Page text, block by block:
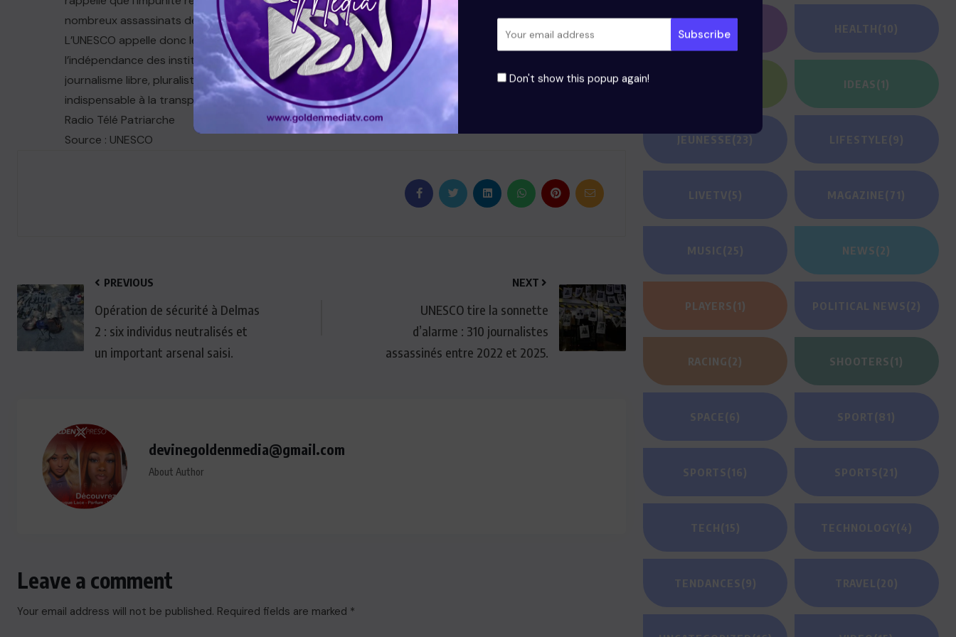
Don't show this popup again!
nombreux assassinats demeurant sans enquête approfondie ni condamnation des responsables.
L’UNESCO appelle donc les États à renforcer les mécanismes de protection des journalistes, à garantir
l’indépendance des institutions judiciaires et à lutter activement contre l’impunité. Elle souligne qu’un
journalisme libre, pluraliste et sécurisé demeure un pilier fondamental des sociétés démocratiques,
indispensable à la transparence, à la redevabilité et au respect des droits humains.
Radio Télé Patriarche
Source : UNESCO
PREVIOUS
Opération de sécurité à Delmas
2 : six individus neutralisés et
un important arsenal saisi.
NEXT
UNESCO tire la sonnette
d’alarme : 310 journalistes
assassinés entre 2022 et 2025.
devinegoldenmedia@gmail.com
About Author
Leave a comment
Your email address will not be published. Required fields are marked *
GAMING HEALTH(10)
IDEAS(1)
JEUNESSE(23) LIFESTYLE(9)
LIVETV(5) MAGAZINE(71)
MUSIC (25) NEWS(2)
PLAYERS(1) POLITICAL NEWS(2)
RACING(2) SHOOTERS(1)
SPACE(6) SPORT(81)
SPORTS(16) SPORTS(21)
TECH(15) TECHNOLOGY(4)
TENDANCES(9) TRAVEL (20)